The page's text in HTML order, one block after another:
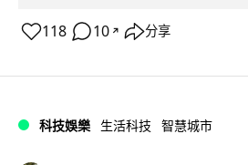
118 10 ↗ 分享
科技娛樂 生活科技 智慧城市